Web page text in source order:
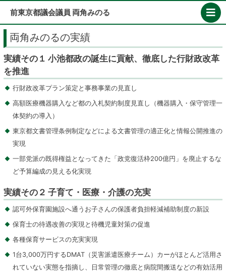
content
前東京都議会議員 両角みのる
両角みのるの実績
実績その１ 小池都政の誕生に貢献、徹底した行財政改革
を推進
行財政改革プラン策定と事務事業の見直し
高額医療機器購入など都の入札契約制度見直し（機器購入・保守管理一
体契約の導入）
東京都文書管理条例制定などによる文書管理の適正化と情報公開推進の
実現
一部党派の既得権益となってきた「政党復活枠200億円」を廃止するな
ど予算編成の見える化実現
実績その２ 子育て・医療・介護の充実
認可外保育園施設へ通うお子さんの保護者負担軽減補助制度の新設
保育士の待遇改善の実現と待機児童対策の促進
各種保育サービスの充実実現
1台3,000万円するDMAT（災害派遣医療チーム）カーがほとんど活用さ
れていない実態を指摘し、日常管理の徹底と病院間搬送などの有効活用